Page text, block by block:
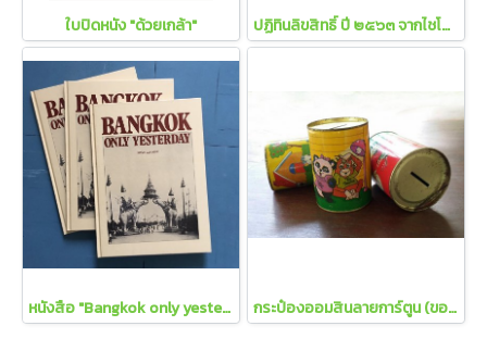
ใบปิดหนัง "ด้วยเกล้า" ปฏิทินลิขสิทธิ์ ปี ๒๕๖๓ จากไชโยภาพยนตร์
หนังสือ "Bangkok only yesterday" กระป๋องออมสินลายการ์ตูน (ของเก่า)